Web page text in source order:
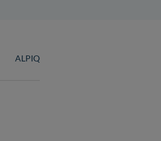
ALPIQ